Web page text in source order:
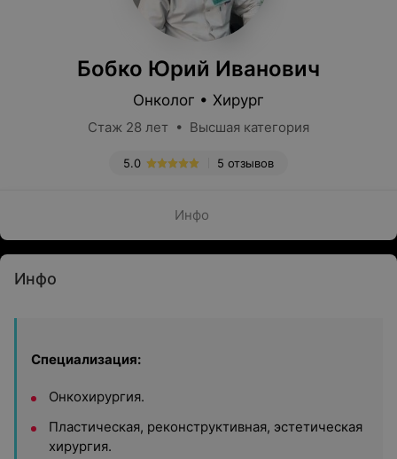
Бобко Юрий Иванович
Онколог • Хирург
Стаж 28 лет • Высшая категория
5 отзывов
5.0
Инфо
Инфо
Специализация:
Онкохирургия.
Пластическая, реконструктивная, эстетическая
хирургия.